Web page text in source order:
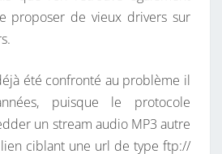
proposer de vieux drivers sur
été confronté au problème il
puisque le protocole
un stream audio MP3 autre
ciblant une url de type ftp://